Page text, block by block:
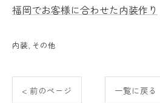
福岡でお客様に合わせた内装作り
内装 その他
< 前のページ 一覧に戻る